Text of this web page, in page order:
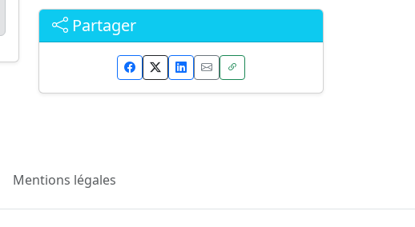
Partager
Mentions légales